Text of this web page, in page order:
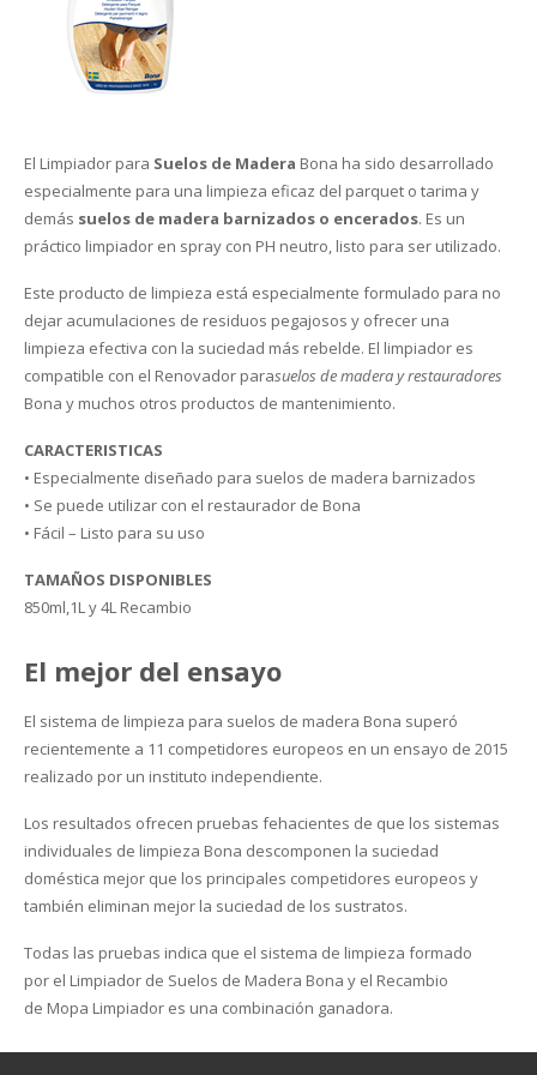
Placas de techo
Jarrones y objetos 3D
Estanterias
Siliconas
Pinwall
Rollos y Planchas Industriales
My Wall
Frisos
Cesped artificial
Outlet Krono Original
Outlet Wineo
Purefloor
Vinílicas
Vycover
Suelos
DB Cover
Izoboard
Finsa
Depron para paredes
Rodapié
Rodapié laminado
Rodapié crudo
Rodapié lacado
Juntas de Remate
Metalicas
PVC
Bona Care
La Solucion
Textiles
Cocinas / Baños
Cornisas Orac
Zócalos
Perfiles de iluminación indirecta
El Blog
Contacto
El Limpiador para Suelos de Madera Bona ha sido desarrollado
especialmente para una limpieza eficaz del parquet o tarima y
demás suelos de madera barnizados o encerados. Es un
práctico limpiador en spray con PH neutro, listo para ser utilizado.
Este producto de limpieza está especialmente formulado para no
dejar acumulaciones de residuos pegajosos y ofrecer una
limpieza efectiva con la suciedad más rebelde. El limpiador es
compatible con el Renovador parasuelos de madera y restauradores
Bona y muchos otros productos de mantenimiento.
CARACTERISTICAS
• Especialmente diseñado para suelos de madera barnizados
• Se puede utilizar con el restaurador de Bona
• Fácil – Listo para su uso
TAMAÑOS DISPONIBLES
850ml,1L y 4L Recambio
El mejor del ensayo
El sistema de limpieza para suelos de madera Bona superó
recientemente a 11 competidores europeos en un ensayo de 2015
realizado por un instituto independiente.
Los resultados ofrecen pruebas fehacientes de que los sistemas
individuales de limpieza Bona descomponen la suciedad
doméstica mejor que los principales competidores europeos y
también eliminan mejor la suciedad de los sustratos.
Todas las pruebas indica que el sistema de limpieza formado
por el Limpiador de Suelos de Madera Bona y el Recambio
de Mopa Limpiador es una combinación ganadora.